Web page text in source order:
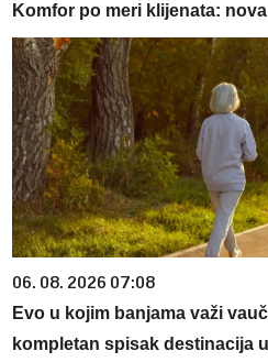
Komfor po meri klijenata:
06. 08. 2026 07:08
Evo u kojim banjama važi
kompletan spisak destinacija